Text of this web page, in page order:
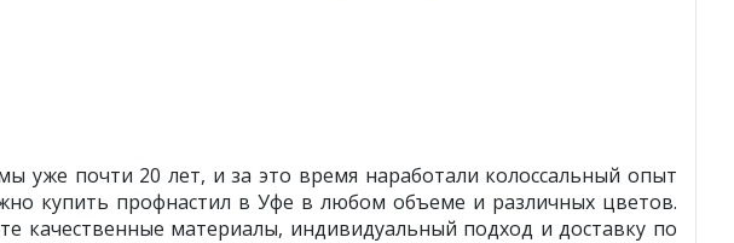
почти 20 лет, и за это время наработали колоссальный опыт
купить профнастил в Уфе в любом объеме и различных цветов.
качественные материалы, индивидуальный подход и доставку по